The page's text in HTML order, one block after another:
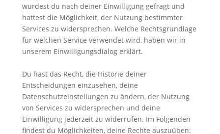
wurdest du nach deiner Einwilligung gefragt und
hattest die Möglichkeit, der Nutzung bestimmter
Services zu widersprechen. Welche Rechtsgrundlage
für welchen Service verwendet wird, haben wir in
unserem Einwilligungsdialog erklärt.
Du hast das Recht, die Historie deiner
Entscheidungen einzusehen, deine
Datenschutzeinstellungen zu ändern, der Nutzung
von Services zu widersprechen und deine
Einwilligung jederzeit zu widerrufen. Im Folgenden
findest du Möglichkeiten, deine Rechte auszuüben: